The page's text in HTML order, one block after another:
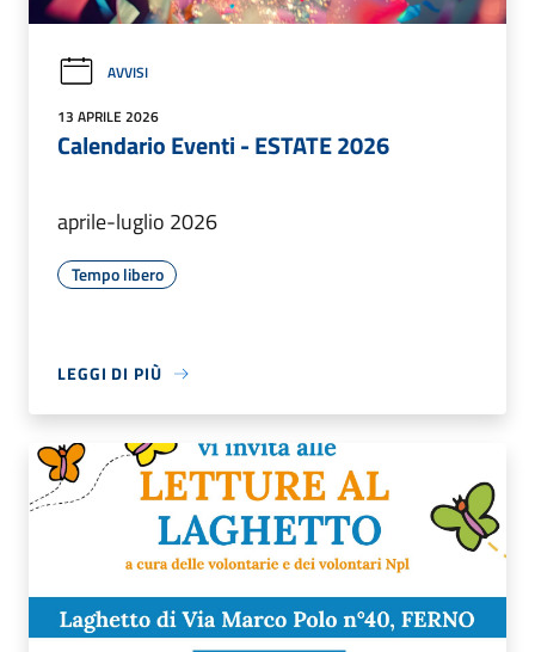
AVVISI
13 APRILE 2026
Calendario Eventi - ESTATE 2026
aprile-luglio 2026
Tempo libero
LEGGI DI PIÙ